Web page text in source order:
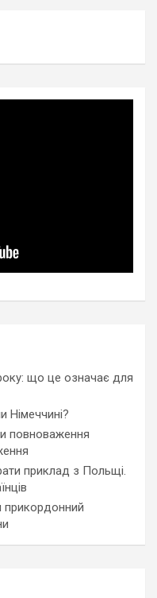
що це означає для
повноваження
приклад з Польщі.
прикордонний